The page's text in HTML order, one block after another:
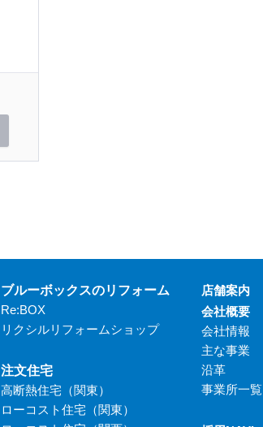
ブルーボックスのリフォーム
Re:BOX
リクシルリフォームショップ
注文住宅
高断熱住宅（関東）
ローコスト住宅（関東）
店舗案内
会社概要
会社情報
主な事業
沿革
事業所一覧